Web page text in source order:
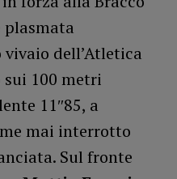
dell’Atletica
sui 100 metri
11″85, a
mai interrotto
Sul fronte